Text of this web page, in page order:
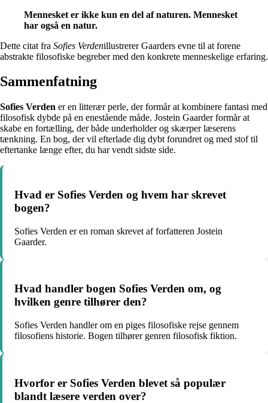
Mennesket er ikke kun en del af naturen. Mennesket
har også en natur.
Dette citat fra Sofies Verdenillustrerer Gaarders evne til at forene
abstrakte filosofiske begreber med den konkrete menneskelige erfaring.
Sammenfatning
Sofies Verden er en litterær perle, der formår at kombinere fantasi med
filosofisk dybde på en enestående måde. Jostein Gaarder formår at
skabe en fortælling, der både underholder og skærper læserens
tænkning. En bog, der vil efterlade dig dybt forundret og med stof til
eftertanke længe efter, du har vendt sidste side.
Hvad er Sofies Verden og hvem har skrevet
bogen?
Sofies Verden er en roman skrevet af forfatteren Jostein
Gaarder.
Hvad handler bogen Sofies Verden om, og
hvilken genre tilhører den?
Sofies Verden handler om en piges filosofiske rejse gennem
filosofiens historie. Bogen tilhører genren filosofisk fiktion.
Hvorfor er Sofies Verden blevet så populær
blandt læsere verden over?